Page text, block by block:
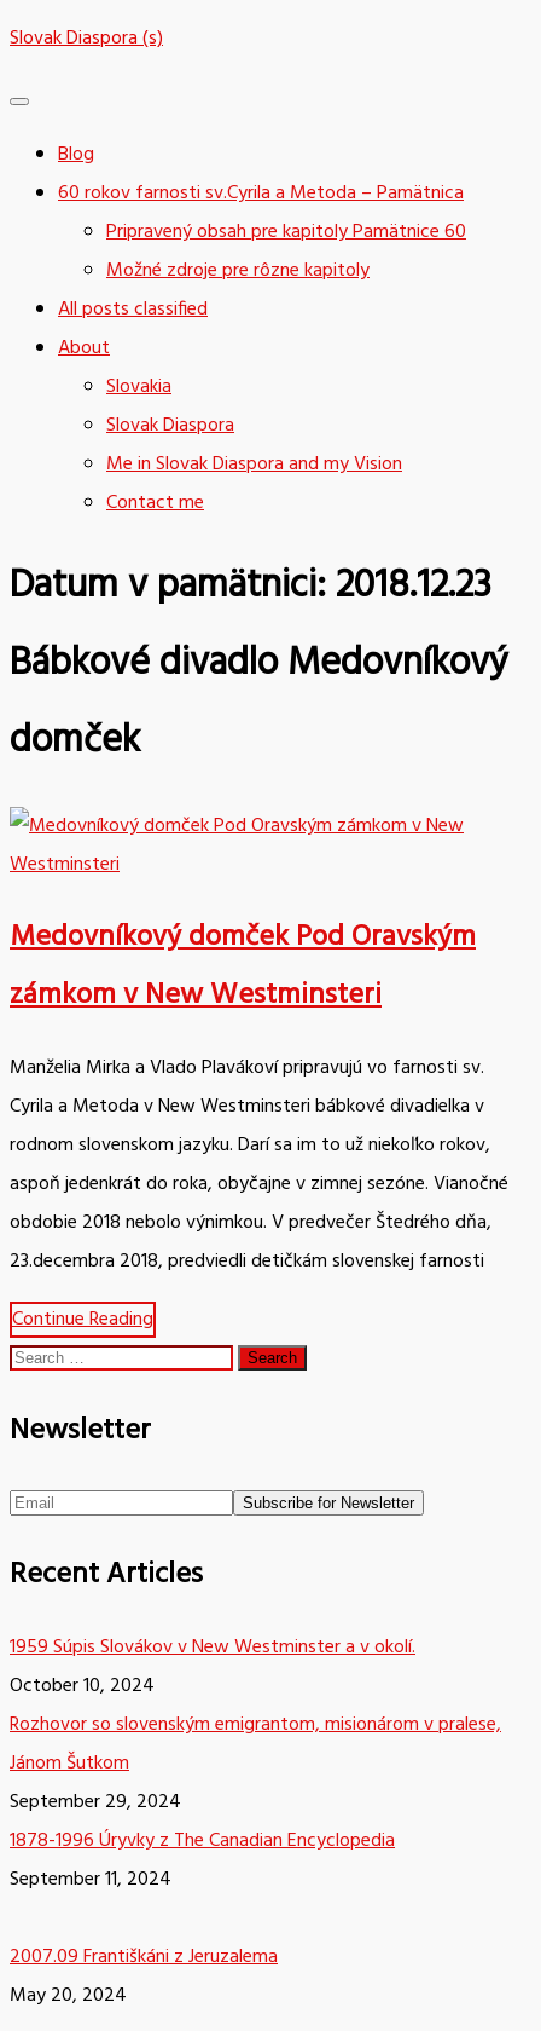
Skip
content
Slovak Diaspora (s)
Blog
60 rokov farnosti sv.Cyrila a Metoda – Pamätnica
Pripravený obsah pre kapitoly Pamätnice 60
Možné zdroje pre rôzne kapitoly
All posts classified
About
Slovakia
Slovak Diaspora
Me in Slovak Diaspora and my Vision
Contact me
Datum v pamätnici:2018.12.23
Bábkové divadlo Medovníkový
domček
Medovníkový domček Pod Oravským
zámkom v New Westminsteri
Manželia Mirka a Vlado Plavákoví pripravujú vo farnosti sv.
Cyrila a Metoda v New Westminsteri bábkové divadielka v
rodnom slovenskom jazyku. Darí sa im to už niekoľko rokov,
aspoň jedenkrát do roka, obyčajne v zimnej sezóne. Vianočné
obdobie 2018 nebolo výnimkou. V predvečer Štedrého dňa,
23.decembra 2018, predviedli detičkám slovenskej farnosti
Continue Reading
Search
Newsletter
Recent Articles
1959 Súpis Slovákov v New Westminster a v okolí.
October 10, 2024
Rozhovor so slovenským emigrantom, misionárom v pralese,
Jánom Šutkom
September 29, 2024
1878-1996 Úryvky z The Canadian Encyclopedia
September 11, 2024
2007.09 Františkáni z Jeruzalema
May 20, 2024